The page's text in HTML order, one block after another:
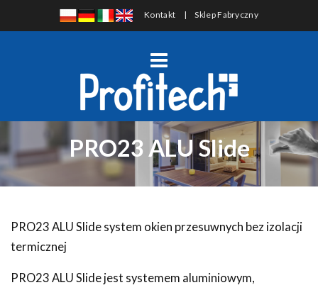
Kontakt |Sklep Fabryczny
PRO23 ALU Slide
PRO23 ALU Slide system okien przesuwnych bez izolacji
termicznej
PRO23 ALU Slide jest systemem aluminiowym,